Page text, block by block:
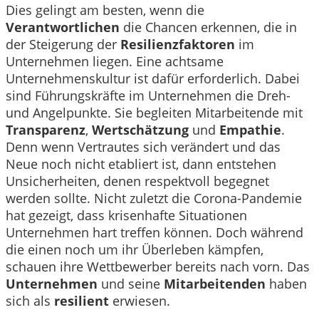
Dies gelingt am besten, wenn die
Verantwortlichen die Chancen erkennen, die in
der Steigerung der Resilienzfaktoren im
Unternehmen liegen. Eine achtsame
Unternehmenskultur ist dafür erforderlich. Dabei
sind Führungskräfte im Unternehmen die Dreh-
und Angelpunkte. Sie begleiten Mitarbeitende mit
Transparenz, Wertschätzung und Empathie.
Denn wenn Vertrautes sich verändert und das
Neue noch nicht etabliert ist, dann entstehen
Unsicherheiten, denen respektvoll begegnet
werden sollte. Nicht zuletzt die Corona-Pandemie
hat gezeigt, dass krisenhafte Situationen
Unternehmen hart treffen können. Doch während
die einen noch um ihr Überleben kämpfen,
schauen ihre Wettbewerber bereits nach vorn. Das
Unternehmen und seine Mitarbeitenden haben
sich als resilient erwiesen.